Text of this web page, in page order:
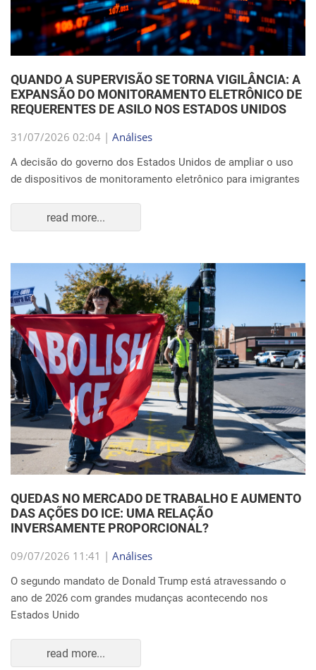
QUANDO A SUPERVISÃO SE TORNA VIGILÂNCIA: A
EXPANSÃO DO MONITORAMENTO ELETRÔNICO DE
REQUERENTES DE ASILO NOS ESTADOS UNIDOS
31/07/2026 02:04 | Análises
A decisão do governo dos Estados Unidos de ampliar o uso
de dispositivos de monitoramento eletrônico para imigrantes
read more...
QUEDAS NO MERCADO DE TRABALHO E AUMENTO
DAS AÇÕES DO ICE: UMA RELAÇÃO
INVERSAMENTE PROPORCIONAL?
09/07/2026 11:41 | Análises
O segundo mandato de Donald Trump está atravessando o
ano de 2026 com grandes mudanças acontecendo nos
Estados Unido
read more...